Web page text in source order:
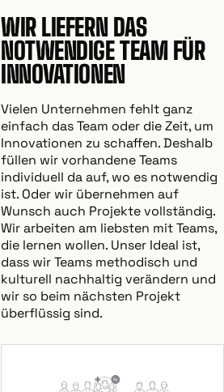
WIR LIEFERN DAS
NOTWENDIGE TEAM FÜR
INNOVATIONEN
Vielen Unternehmen fehlt ganz
einfach das Team oder die Zeit, um
Innovationen zu schaffen. Deshalb
füllen wir vorhandene Teams
individuell da auf, wo es notwendig
ist. Oder wir übernehmen auf
Wunsch auch Projekte vollständig.
Wir arbeiten am liebsten mit Teams,
die lernen wollen. Unser Ideal ist,
dass wir Teams methodisch und
kulturell nachhaltig verändern und
wir so beim nächsten Projekt
überflüssig sind.